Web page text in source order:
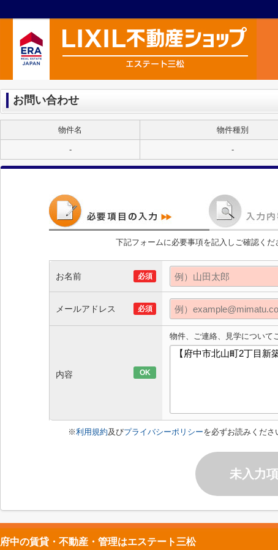
お問い合わせ
物件名 物件種別
- -
下記フォームに必要事項を記入しご確認く
お名前 必須
メールアドレス 必須
内容 OK
物件、ご連絡、見学について
※利用規約及びプライバシーポリシーを必ずお読みくださ
未入力
府中の賃貸・不動産・管理はエステート三松